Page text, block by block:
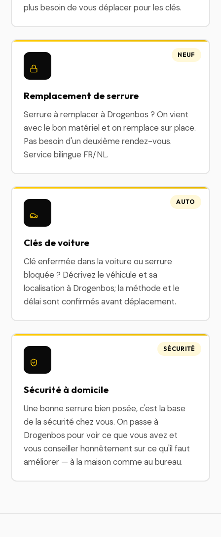
plus besoin de vous déplacer pour les clés.
Remplacement de serrure
Serrure à remplacer à Drogenbos ? On vient
avec le bon matériel et on remplace sur place.
Pas besoin d'un deuxième rendez-vous.
Service bilingue FR/NL.
NEUF
Clés de voiture
Clé enfermée dans la voiture ou serrure
bloquée ? Décrivez le véhicule et sa
localisation à Drogenbos; la méthode et le
délai sont confirmés avant déplacement.
AUTO
Sécurité à domicile
Une bonne serrure bien posée, c'est la base
de la sécurité chez vous. On passe à
Drogenbos pour voir ce que vous avez et
vous conseiller honnêtement sur ce qu'il faut
améliorer — à la maison comme au bureau.
SÉCURITÉ